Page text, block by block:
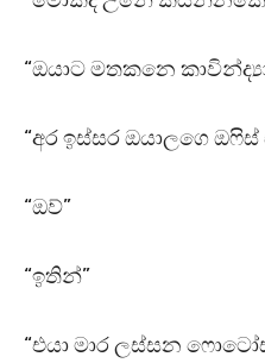
“ඔයාට මතකනෙ
“අර ඉස්සර ඔයාලගෙ
“ඔව්”
“ඉතින්”
“එයා මාර ලස්සන